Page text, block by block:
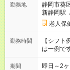
勤務地
静岡市葵
新静岡駅
老人保
勤務時間
【シフト
は一例で
期間 即日～2